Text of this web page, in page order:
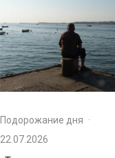
Подорожание дня ·
22.07.2026